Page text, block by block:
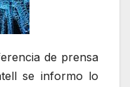
de prensa
se informo lo